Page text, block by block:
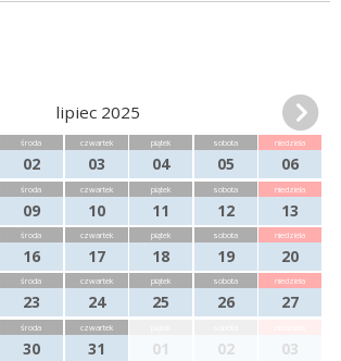
lipiec 2025
środa
02
czwartek
03
piątek
04
sobota
05
niedziela
06
środa
09
czwartek
10
piątek
11
sobota
12
niedziela
13
środa
16
czwartek
17
piątek
18
sobota
19
niedziela
20
środa
23
czwartek
24
piątek
25
sobota
26
niedziela
27
środa
30
czwartek
31 01 02 03